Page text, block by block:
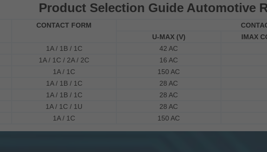
Product Selection Guide Automotive
CONTACT FORM
U-MAX (V)
IMAX
1A / 1B / 1C 42 AC
1A / 1C / 2A / 2C 16 AC
1A / 1C 150 AC
1A / 1B / 1C 28 AC
1A / 1B / 1C 28 AC
1A / 1C / 1U 28 AC
1A / 1C 150 AC